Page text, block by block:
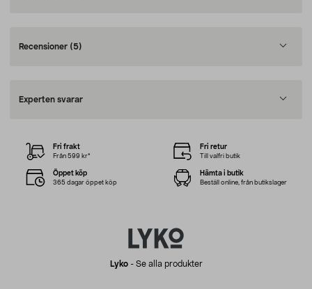
Recensioner (5)
Experten svarar
Lyko- Se alla produkter
Fri frakt
Från 599 kr*
Fri retur
Till valfri butik
Öppet köp
365 dagar öppet köp
Hämta i butik
Beställ online, från butikslager